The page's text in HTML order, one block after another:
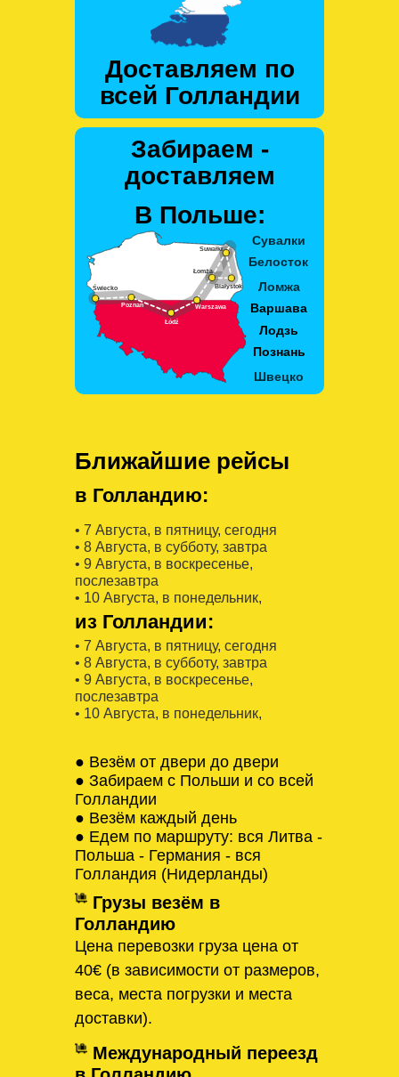
Доставляем по
всей Голландии
Забираем -
доставляем
В Польше:
Ближайшие рейсы
в Голландию:
• 7 Августa, в пятницу, сегодня
• 8 Августa, в субботу, завтра
• 9 Августa, в воскресенье,
послезавтра
• 10 Августa, в понедельник,
из Голландии:
• 7 Августa, в пятницу, сегодня
• 8 Августa, в субботу, завтра
• 9 Августa, в воскресенье,
послезавтра
• 10 Августa, в понедельник,
● Везём от двери до двери
● Забираем с Польши и со всей
Голландии
● Везём каждый день
● Едем по маршруту: вся Литва -
Польша - Германия - вся
Голландия (Нидерланды)
Грузы везём в
Голландию
Цена перевозки груза цена от
40€ (в зависимости от размеров,
веса, места погрузки и места
доставки).
Международный переезд